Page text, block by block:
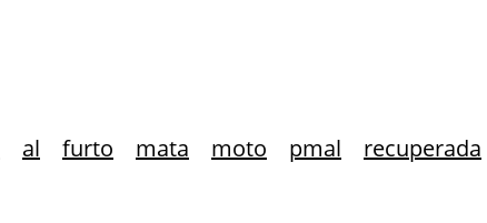
al furto mata moto pmal
recuperada